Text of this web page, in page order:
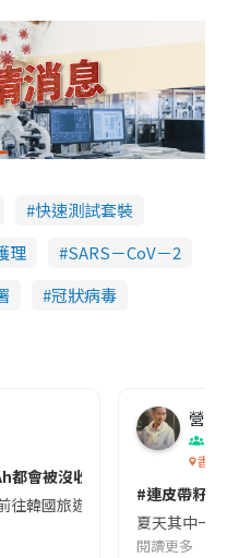
快速測試套裝
理
SARS－CoV－2
冠狀病毒
都會被沒收😱出發前切記檢查
往韓國旅遊的民眾，近期要
營養
香港
#連皮帶籽
夏天其中一
閱讀更多